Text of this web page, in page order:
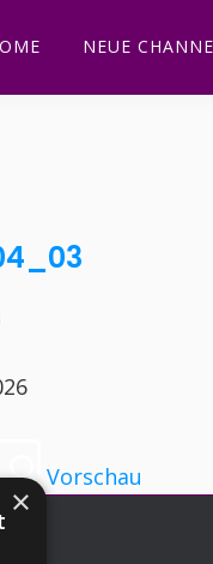
NEUE
Vorschau
×